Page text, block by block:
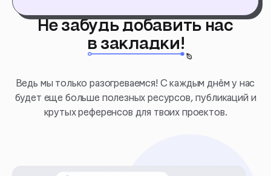
Не забудь добавить нас
в закладки!
Ведь мы только разогреваемся! С каждым днём у нас
будет еще больше полезных ресурсов, публикаций и
крутых референсов для твоих проектов.